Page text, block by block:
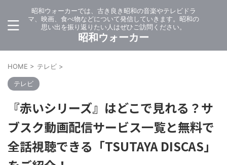
昭和ウォーカーでは、古き良き昭和の音楽やテレビドラ
マ、映画、食べ物などについて発信していきます。昭和の
思い出を振り返りたい人はぜひご訪問ください。
昭和ウォーカー
HOME > テレビ >
テレビ
『赤いシリーズ』はどこで見れる？サ
ブスク動画配信サービス一覧と無料で
全話視聴できる「TSUTAYA DISCAS」